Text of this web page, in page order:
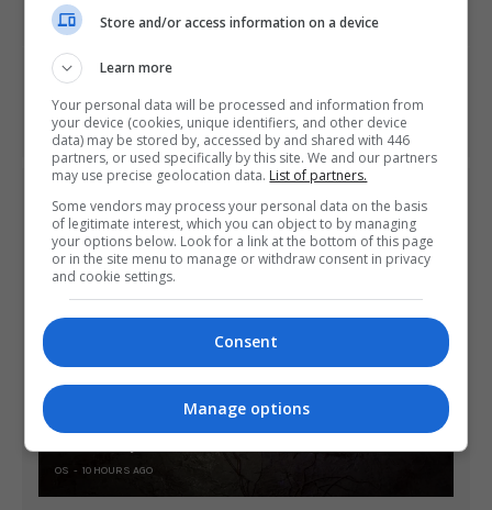
Novas imagens de Red Dead Redemption 2 mostram
protagonistas dos dois jogos
ÚLTIMAS NOTÍCIAS
OS 10 HOURS AGO
Store and/or access information on a device
Learn more
Your personal data will be processed and information from
your device (cookies, unique identifiers, and other device
data) may be stored by, accessed by and shared with 446
partners, or used specifically by this site. We and our partners
may use precise geolocation data. List of partners.
Some vendors may process your personal data on the basis
of legitimate interest, which you can object to by managing
your options below. Look for a link at the bottom of this page
or in the site menu to manage or withdraw consent in privacy
and cookie settings.
Consent
Manage options